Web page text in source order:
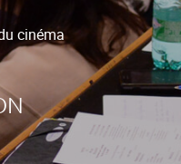
cinéma